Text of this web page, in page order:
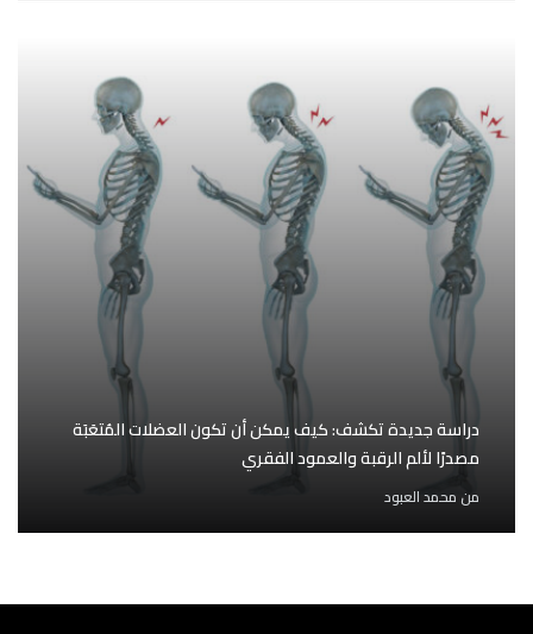
دراسة جديدة تكشف: كيف يمكن أن تكون العضلات المُتعَبَة
مصدرًا لألم الرقبة والعمود الفقري
من محمد العبود